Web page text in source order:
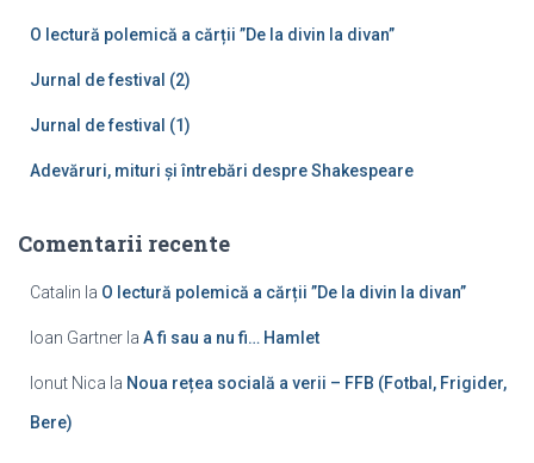
O lectură polemică a cărții ”De la divin la divan”
Jurnal de festival (2)
Jurnal de festival (1)
Adevăruri, mituri și întrebări despre Shakespeare
Comentarii recente
Catalin la O lectură polemică a cărții ”De la divin la divan”
Ioan Gartner la A fi sau a nu fi… Hamlet
Ionut Nica la Noua rețea socială a verii – FFB (Fotbal, Frigider,
Bere)